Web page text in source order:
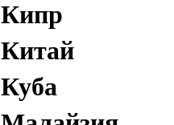
Кипр
Китай
Куба